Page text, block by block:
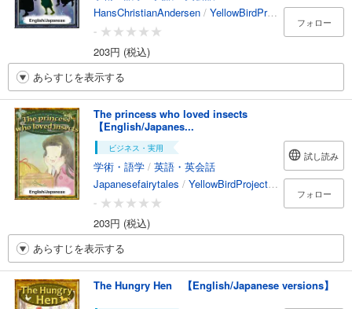
HansChristianAndersen / YellowBirdProject /kotokoto/
-
203円 (税込)
フォロー
あらすじを表示する
The princess who loved insects
【English/Japanes...
ビジネス・実用
学術・語学 / 英語・英会話
Japanesefairytales / YellowBirdProject/ Suzudon/
-
203円 (税込)
試し読み
フォロー
あらすじを表示する
The Hungry Hen 【English/Japanese versions】